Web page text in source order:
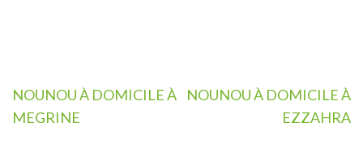
Navigation
de
NOUNOU À DOMICILE À
MEGRINE
NOUNOU À DOMICILE À
EZZAHRA